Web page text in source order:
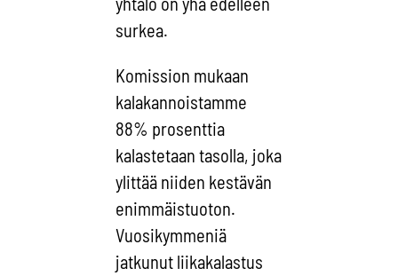
surkea.
Komission mukaan
kalakannoistamme
88% prosenttia
kalastetaan tasolla, joka
ylittää niiden kestävän
enimmäistuoton.
Vuosikymmeniä
jatkunut liikakalastus